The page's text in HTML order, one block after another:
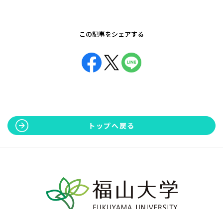
この記事をシェアする
トップへ戻る